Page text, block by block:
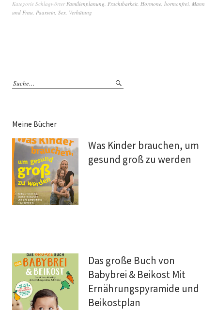
Kategorie Schlagwörter Familienplanung Fruchtbarkeit Hormone hormonfrei Mann
und Frau Paarsein Sex Verhütung
Meine Bücher
Was Kinder brauchen, um
gesund groß zu werden
Das große Buch von
Babybrei & Beikost Mit
Ernährungspyramide und
Beikostplan